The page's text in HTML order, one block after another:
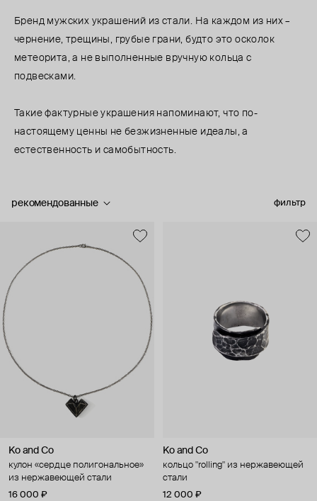
Бренд мужских украшений из стали. На каждом из них –
чернение, трещины, грубые грани, будто это осколок
метеорита, а не выполненные вручную кольца с
подвесками.
Такие фактурные украшения напоминают, что по-
настоящему ценны не безжизненные идеалы, а
естественность и самобытность.
фильтр
рекомендованные
Ko and Co
кулон «сердце полигональное»
из нержавеющей стали
16 000 ₽
Ko and Co
кольцо "rolling" из нержавеющей
стали
12 000 ₽